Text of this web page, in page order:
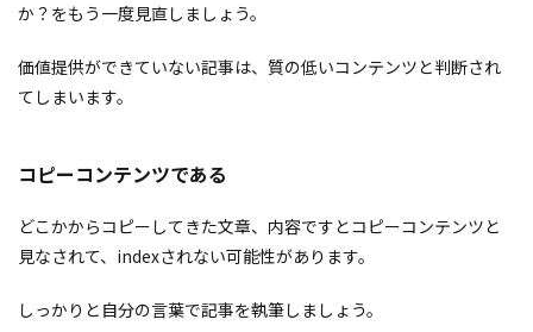
か？をもう一度見直しましょう。
価値提供ができていない記事は、質の低いコンテンツと判断され
てしまいます。
コピーコンテンツである
どこかからコピーしてきた文章、内容ですとコピーコンテンツと
見なされて、indexされない可能性があります。
しっかりと自分の言葉で記事を執筆しましょう。